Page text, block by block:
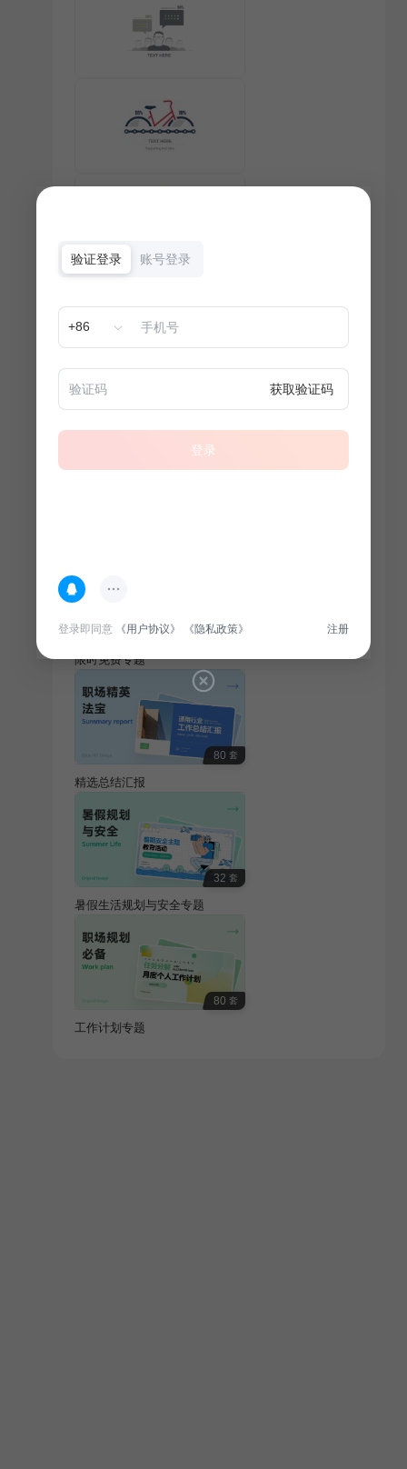
100 套
限时免费专题
80 套
精选总结汇报
32 套
暑假生活规划与安全专题
80 套
工作计划专题
验证登录 账号登录
+86
获取验证码
登录
登录即同意 《用户协议》 《隐私政策》 注册